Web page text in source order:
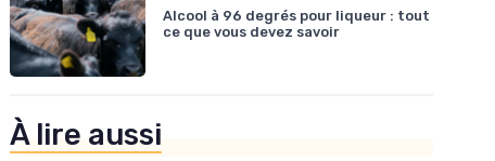
Alcool à 96 degrés pour liqueur : tout
ce que vous devez savoir
À lire aussi